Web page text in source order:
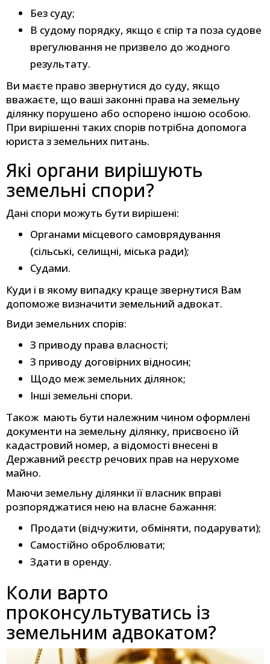
Без суду;
В судому порядку, якщо є спір та поза судове
врегулювання не призвело до жодного
результату.
Ви маєте право звернутися до суду, якщо
вважаєте, що ваші законні права на земельну
ділянку порушено або оспорено іншою особою.
При вирішенні таких спорів потрібна допомога
юриста з земельних питань.
Які органи вирішують
земельні спори?
Дані спори можуть бути вирішені:
Органами місцевого самоврядування
(сільські, селищні, міська ради);
Судами.
Куди і в якому випадку краще звернутися Вам
допоможе визначити земельний адвокат.
Види земельних спорів:
З приводу права власності;
З приводу договірних відносин;
Щодо меж земельних ділянок;
Інші земельні спори.
Також мають бути належним чином оформлені
документи на земельну ділянку, присвоєно їй
кадастровий номер, а відомості внесені в
Державний реєстр речових прав на нерухоме
майно.
Маючи земельну ділянки її власник вправі
розпоряджатися нею на власне бажання:
Продати (відчужити, обміняти, подарувати);
Самостійно оброблювати;
Здати в оренду.
Коли варто
проконсультуватись із
земельним адвокатом?